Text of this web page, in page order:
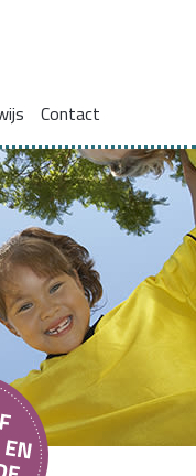
Contact